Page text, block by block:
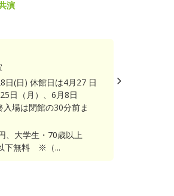
演
日(日) 休館日は4月27 日
日（月）、6月8日
入場は閉館の30分前ま
、大学生・70歳以上
下無料 ※（...